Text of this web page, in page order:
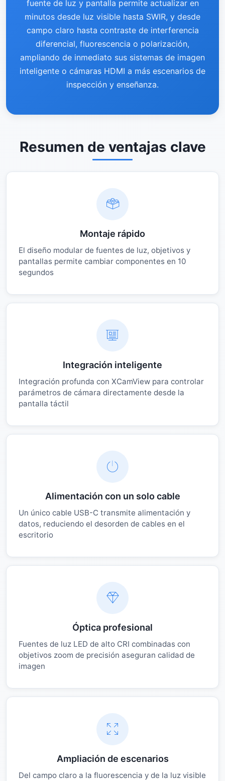
fuente de luz y pantalla permite actualizar en
minutos desde luz visible hasta SWIR, y desde
campo claro hasta contraste de interferencia
diferencial, fluorescencia o polarización,
ampliando de inmediato sus sistemas de imagen
inteligente o cámaras HDMI a más escenarios de
inspección y enseñanza.
Resumen de ventajas clave
Montaje rápido
El diseño modular de fuentes de luz, objetivos y
pantallas permite cambiar componentes en 10
segundos
Integración inteligente
Integración profunda con XCamView para controlar
parámetros de cámara directamente desde la
pantalla táctil
Alimentación con un solo cable
Un único cable USB-C transmite alimentación y
datos, reduciendo el desorden de cables en el
escritorio
Óptica profesional
Fuentes de luz LED de alto CRI combinadas con
objetivos zoom de precisión aseguran calidad de
imagen
Ampliación de escenarios
Del campo claro a la fluorescencia y de la luz visible